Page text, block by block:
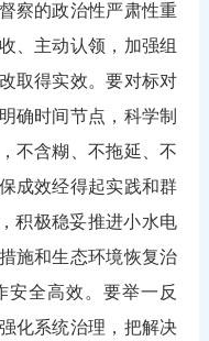
察的政治性严肃性重
、主动认领，加强组
取得实效。要对标对
确时间节点，科学制
不含糊、不拖延、不
成效经得起实践和群
积极稳妥推进小水电
施和生态环境恢复治
安全高效。要举一反
化系统治理，把解决